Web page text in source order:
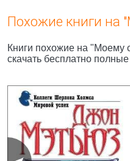
Похожие книги на
Книги похожие на "Моему
скачать бесплатно